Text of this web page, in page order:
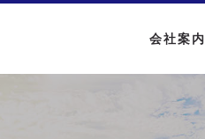
会社案内